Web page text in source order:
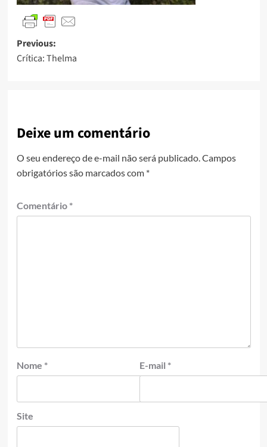
Previous:
Crítica: Thelma
Deixe um comentário
O seu endereço de e-mail não será publicado. Campos
obrigatórios são marcados com *
Comentário *
Nome * E-mail *
Site